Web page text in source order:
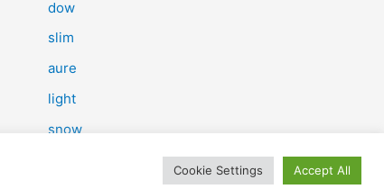
dow
slim
aure
light
snow
Cookie Settings Accept All